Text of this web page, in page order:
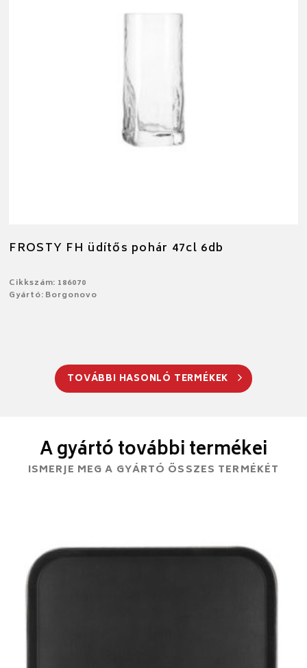
FROSTY FH üdítős pohár 47cl 6db
Cikkszám: 186070
Gyártó: Borgonovo
TOVÁBBI HASONLÓ TERMÉKEK
A gyártó további termékei
ISMERJE MEG A GYÁRTÓ ÖSSZES TERMÉKÉT